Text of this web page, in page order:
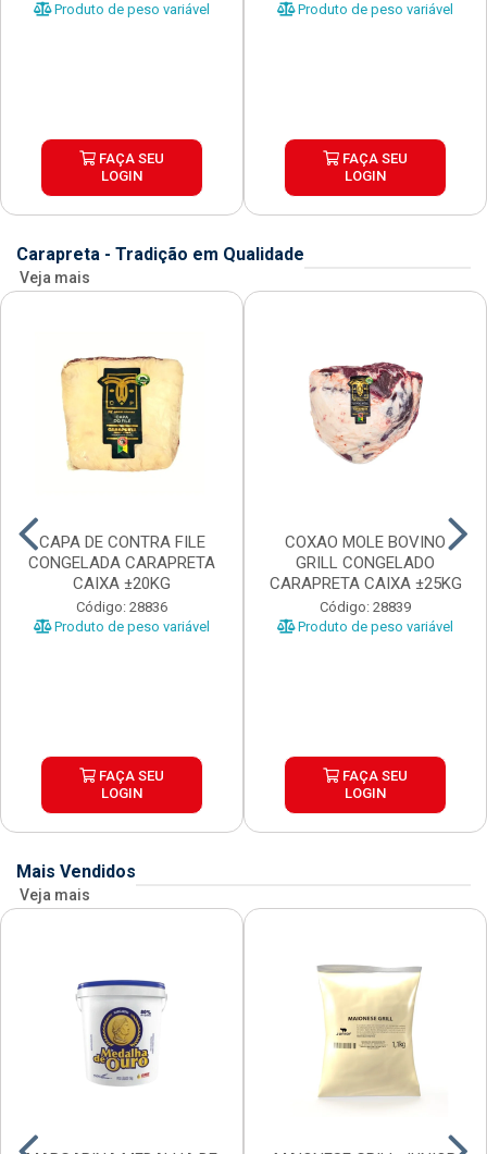
Produto de peso variável
FAÇA SEU
LOGIN
Produto de peso variável
FAÇA SEU
LOGIN
Carapreta - Tradição em Qualidade
Veja mais
CAPA DE CONTRA FILE
CONGELADA CARAPRETA
CAIXA ±20KG
Código: 28836
Produto de peso variável
FAÇA SEU
LOGIN
COXAO MOLE BOVINO
GRILL CONGELADO
CARAPRETA CAIXA ±25KG
Código: 28839
Produto de peso variável
FAÇA SEU
LOGIN
Mais Vendidos
Veja mais